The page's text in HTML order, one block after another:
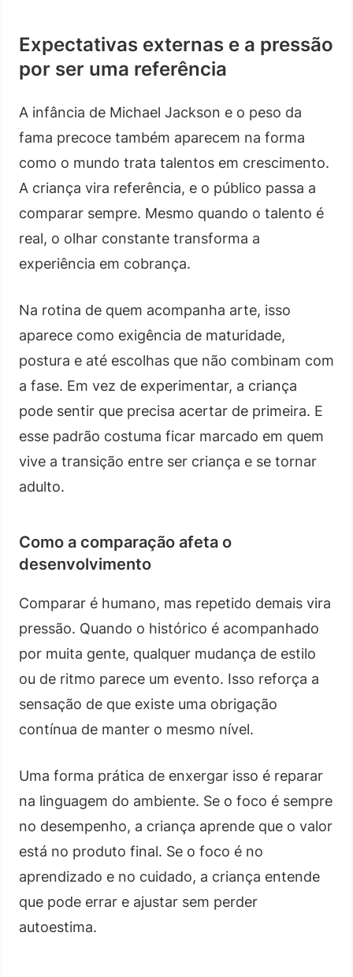
Expectativas externas e a pressão
por ser uma referência
A infância de Michael Jackson e o peso da
fama precoce também aparecem na forma
como o mundo trata talentos em crescimento.
A criança vira referência, e o público passa a
comparar sempre. Mesmo quando o talento é
real, o olhar constante transforma a
experiência em cobrança.
Na rotina de quem acompanha arte, isso
aparece como exigência de maturidade,
postura e até escolhas que não combinam com
a fase. Em vez de experimentar, a criança
pode sentir que precisa acertar de primeira. E
esse padrão costuma ficar marcado em quem
vive a transição entre ser criança e se tornar
adulto.
Como a comparação afeta o
desenvolvimento
Comparar é humano, mas repetido demais vira
pressão. Quando o histórico é acompanhado
por muita gente, qualquer mudança de estilo
ou de ritmo parece um evento. Isso reforça a
sensação de que existe uma obrigação
contínua de manter o mesmo nível.
Uma forma prática de enxergar isso é reparar
na linguagem do ambiente. Se o foco é sempre
no desempenho, a criança aprende que o valor
está no produto final. Se o foco é no
aprendizado e no cuidado, a criança entende
que pode errar e ajustar sem perder
autoestima.